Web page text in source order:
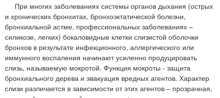
При многих заболеваниях системы органов дыхания (острых
и хронических бронхитах, бронхоэктатической болезни,
бронхиальной астме, профессиональных заболеваниях –
силикозе, легких) бокаловидные клетки слизистой оболочки
бронхов в результате инфекционного, аллергического или
иммунного воспаления начинают усиленно продуцировать
слизь, называемую мокротой. Функция мокроты - защита
бронхиального дерева и эвакуация вредных агентов. Характер
слизи различается в зависимости от этих агентов – прозрачная,